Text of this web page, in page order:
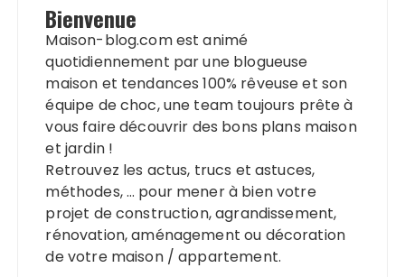
Bienvenue
Maison-blog.com est animé
quotidiennement par une blogueuse
maison et tendances 100% rêveuse et son
équipe de choc, une team toujours prête à
vous faire découvrir des bons plans maison
et jardin !
Retrouvez les actus, trucs et astuces,
méthodes, … pour mener à bien votre
projet de construction, agrandissement,
rénovation, aménagement ou décoration
de votre maison / appartement.